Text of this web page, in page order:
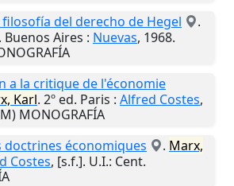
filosofía del derecho de Hegel
.
Buenos Aires : Nuevas, 1968.
a la critique de l'économie
Karl. 2º ed. Paris : Alfred Costes,
MONOGRAFÍA
doctrines économiques
. Marx,
Costes, [s.f.]. U.I.: Cent.